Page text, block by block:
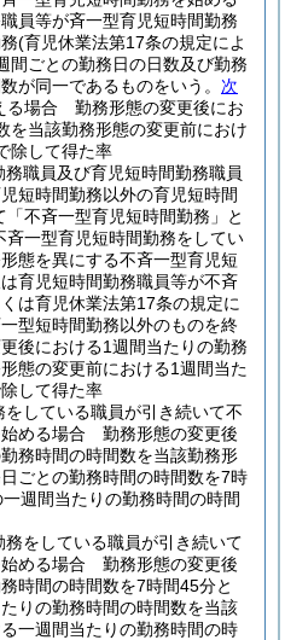
員等が斉一型育児短時間勤務
(育児休業法第17条の規定によ
間ごとの勤務日の日数及び勤務
が同一であるものをいう。 次
る場合 勤務形態の変更後にお
を当該勤務形態の変更前におけ
除して得た率
職員及び育児短時間勤務職員
短時間勤務以外の育児短時間
不斉一型育児短時間勤務」と
斉一型育児短時間勤務をしてい
態を異にする不斉一型育児短
育児短時間勤務職員等が不斉
は育児休業法第17条の規定に
型短時間勤務以外のものを終
後における1週間当たりの勤務
態の変更前における1週間当た
して得た率
している職員が引き続いて不
める場合 勤務形態の変更後
務時間の時間数を当該勤務形
ごとの勤務時間の時間数を7時
週間当たりの勤務時間の時間
をしている職員が引き続いて
める場合 勤務形態の変更後
時間の時間数を7時間45分と
りの勤務時間の時間数を当該
一週間当たりの勤務時間の時